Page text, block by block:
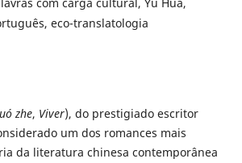
com carga cultural, Yu Hua,
eco-translatologia
zhe, Viver), do prestigiado escritor
um dos romances mais
da literatura chinesa contemporânea